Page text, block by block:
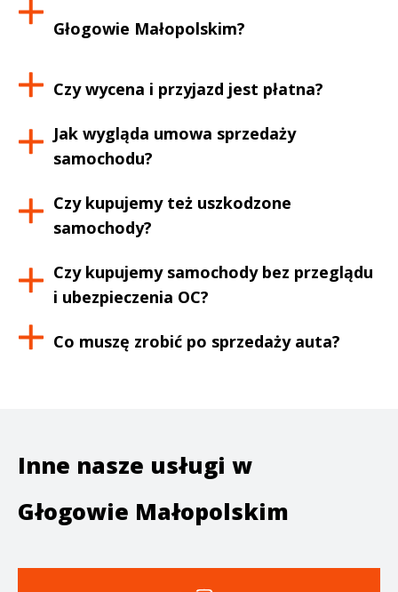
Głogowie Małopolskim?
Czy wycena i przyjazd jest płatna?
Jak wygląda umowa sprzedaży
samochodu?
Czy kupujemy też uszkodzone
samochody?
Czy kupujemy samochody bez przeglądu
i ubezpieczenia OC?
Co muszę zrobić po sprzedaży auta?
Inne nasze usługi w
Głogowie Małopolskim